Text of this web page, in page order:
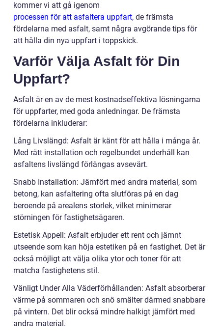
kommer vi att gå igenom
processen för att asfaltera uppfart, de främsta
fördelarna med asfalt, samt några avgörande tips för
att hålla din nya uppfart i toppskick.
Varför Välja Asfalt för Din
Uppfart?
Asfalt är en av de mest kostnadseffektiva lösningarna
för uppfarter, med goda anledningar. De främsta
fördelarna inkluderar:
Lång Livslängd: Asfalt är känt för att hålla i många år.
Med rätt installation och regelbundet underhåll kan
asfaltens livslängd förlängas avsevärt.
Snabb Installation: Jämfört med andra material, som
betong, kan asfaltering ofta slutföras på en dag
beroende på arealens storlek, vilket minimerar
störningen för fastighetsägaren.
Estetisk Appell: Asfalt erbjuder ett rent och jämnt
utseende som kan höja estetiken på en fastighet. Det är
också möjligt att välja olika ytor och toner för att
matcha fastighetens stil.
Vänligt Under Alla Väderförhållanden: Asfalt absorberar
värme på sommaren och snö smälter därmed snabbare
på vintern. Det blir också mindre halkigt jämfört med
andra material.